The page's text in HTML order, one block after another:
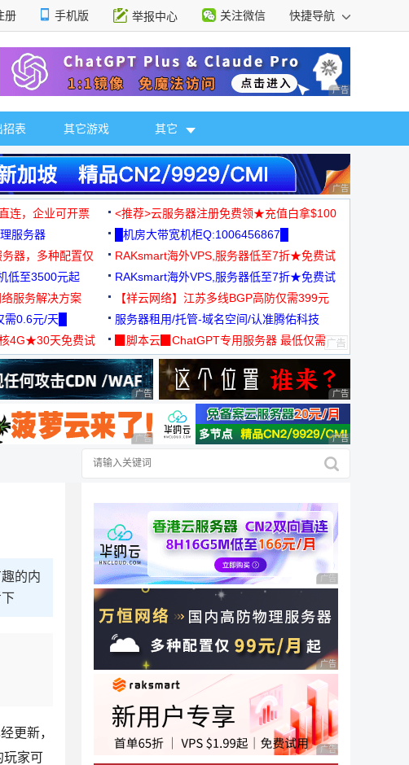
册 手机版 举报中心 关注微信 快捷导航
告，理性选择 广告 商业广告，理
招表 其它游戏 其它
广告 商业广告，理
连，企业可开票
<推荐>云服务器注册免费领★充值白拿$100
服务器
█机房大带宽机柜Q:1006456867█
器，多种配置仅
RAKsmart海外VPS,服务器低至7折★免费试
用★
低至3500元起
RAKsmart海外VPS,服务器低至7折★免费试
用★
服务解决方案
【祥云网络】江苏多线BGP高防仅需399元
需0.6元/天█
服务器租用/托管-域名空间/认准腾佑科技
4G★30天免费试
▉脚本云▉ChatGPT专用服务器 最低仅需
19元/月
性选择 广告 商业广告，理性选择 广告 商业广告，理
性选择 广告 商业广告，理性选择 广告 商业广告，理
的内
更新，
玩家可
广告 商业广告，理性
广告 商业广告，理性
广告 商业广告，理性